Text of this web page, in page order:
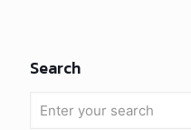
Search